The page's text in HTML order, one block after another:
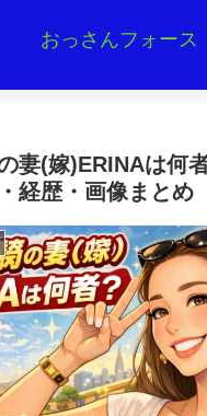
おっさんフォース
妻(嫁)ERINAは何
経歴・画像まとめ